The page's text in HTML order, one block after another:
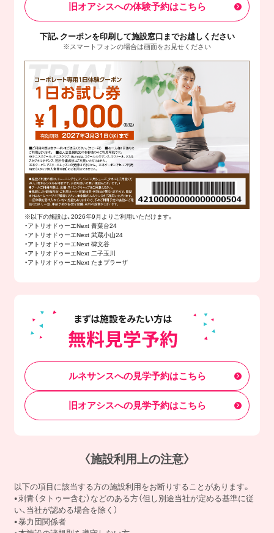
旧オアシスへの体験予約はこちら
下記、クーポンを印刷して施設窓口までお越しください
※スマートフォンの場合は画面をお見せください
※以下の施設は、2026年9月よりご利用いただけます。
・アトリオドゥーエNext 青葉台24
・アトリオドゥーエNext 武蔵小山24
・アトリオドゥーエNext 碑文谷
・アトリオドゥーエNext 二子玉川
・アトリオドゥーエNext たまプラーザ
ルネサンスへの見学予約はこちら
旧オアシスへの見学予約はこちら
〈施設利用上の注意〉
以下の項目に該当する方の施設利用をお断りすることがあります。
刺青（タトゥー含む）などのある方（但し別途当社が定める基準に従
い、当社が認める場合を除く）
暴力団関係者